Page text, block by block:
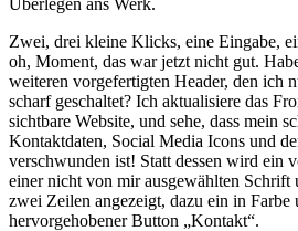
Zwei, drei kleine Klicks, eine Eingabe,
oh, Moment, das war jetzt nicht gut.
weiteren vorgefertigten Header, den ich
scharf geschaltet? Ich aktualisiere das
sichtbare Website, und sehe, dass mein
Kontaktdaten, Social Media Icons und
verschwunden ist! Statt dessen wird ein
einer nicht von mir ausgewählten Schrift
zwei Zeilen angezeigt, dazu ein in Farbe
hervorgehobener Button „Kontakt“.